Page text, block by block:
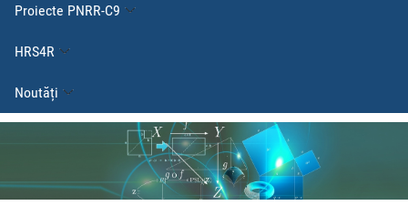
Proiecte PNRR-C9
HRS4R
Noutăți